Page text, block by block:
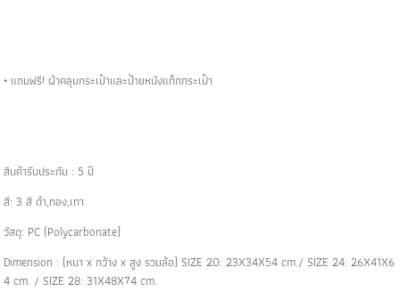
• แถมฟรี! ผ้าคลุมกระเป๋าและป้ายหนังแท็กกระเป๋า
สินค้ารับประกัน : 5 ปี
สี: 3 สี ดำ,ทอง,เทา
วัสดุ: PC (Polycarbonate)
Dimension : (หนา x กว้าง x สูง รวมล้อ) SIZE 20: 23X34X54 cm./ SIZE 24: 26X41X6
4 cm. / SIZE 28: 31X48X74 cm.